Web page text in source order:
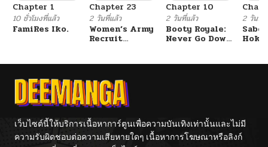
Chapter 1
10 ชั่วโมงที่แล้ว
FamiRes Iko.
Chapter 23
2 วันที่แล้ว
Women’s Army
Recruit
Chapter 10
2 วันที่แล้ว
Booty Royale:
Never Go Down
2 วันที่แ
เว็บไซต์นี้ให้บริการเนื้อหาการ์ตูนเพื่อความบันเทิงเท่านั้นและไม่มี
ความรับผิดชอบต่อความเสียหายใดๆ เนื้อหาการโฆษณาหรือลิงก์